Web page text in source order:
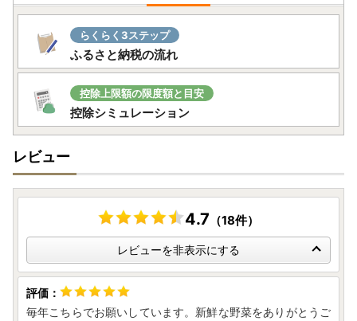
らくらく3ステップ
ふるさと納税の流れ
控除上限額の限度額と目安
控除シミュレーション
レビュー
4.7 （18件）
レビューを非表示にする
毎年こちらでお願いしています。新鮮な野菜をありがとうご